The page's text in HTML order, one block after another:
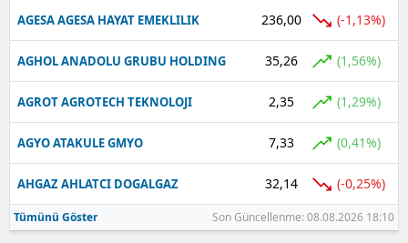
AGESA AGESA HAYAT EMEKLILIK 236,00 (-1,13%)
AGHOL ANADOLU GRUBU HOLDING 35,26 (1,56%)
AGROT AGROTECH TEKNOLOJI 2,35 (1,29%)
AGYO ATAKULE GMYO 7,33 (0,41%)
AHGAZ AHLATCI DOGALGAZ 32,14 (-0,25%)
Tümünü Göster Son Güncellenme: 08.08.2026 18:10